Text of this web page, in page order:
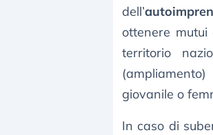
dell’
ottenere
territorio
giovanile o
In caso di